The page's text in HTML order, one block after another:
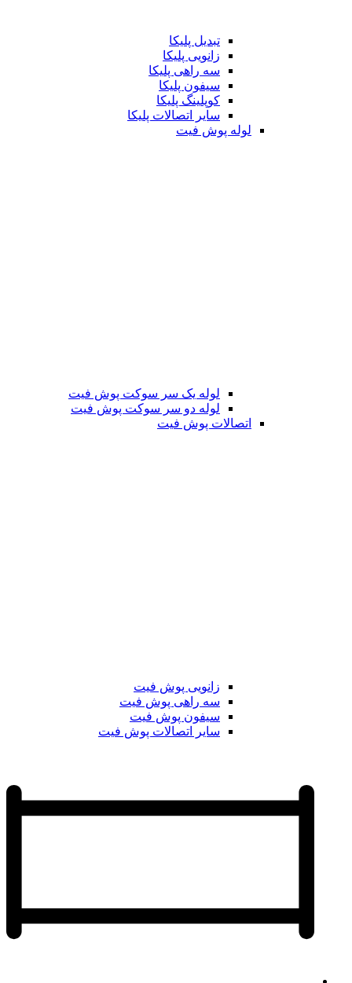
تبدیل پلیکا
زانویی پلیکا
سه راهی پلیکا
سیفون پلیکا
کوپلینگ پلیکا
سایر اتصالات پلیکا
لوله پوش فیت
لوله یک سر سوکت پوش فیت
لوله دو سر سوکت پوش فیت
اتصالات پوش فیت
زانویی پوش فیت
سه راهی پوش فیت
سیفون پوش فیت
سایر اتصالات پوش فیت